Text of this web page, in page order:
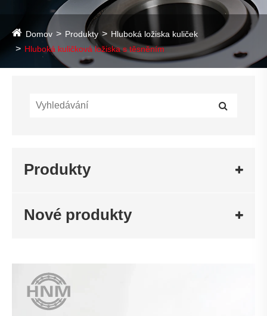
Domov Produkty
Hluboká ložiska kuliček
Hluboká kuličková ložiska s těsněním
Produkty
Nové produkty